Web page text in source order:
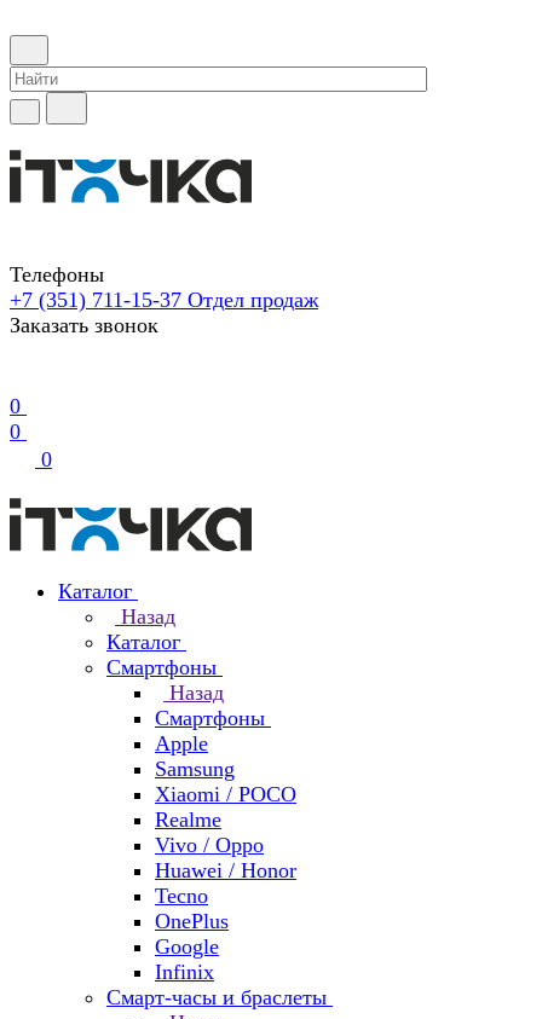
Телефоны
+7 (351) 711-15-37 Отдел продаж
Заказать звонок
0
0
0
Каталог
Назад
Каталог
Смартфоны
Назад
Смартфоны
Apple
Samsung
Xiaomi / POCO
Realme
Vivo / Oppo
Huawei / Honor
Tecno
OnePlus
Google
Infinix
Смарт-часы и браслеты